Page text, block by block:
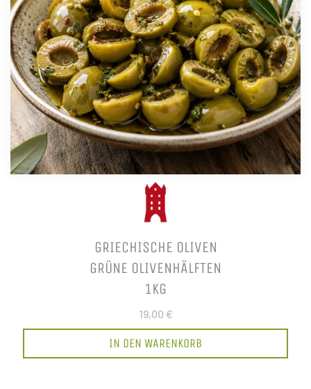
GRIECHISCHE OLIVEN
GRÜNE OLIVENHÄLFTEN
1KG
19,00 €
IN DEN WARENKORB